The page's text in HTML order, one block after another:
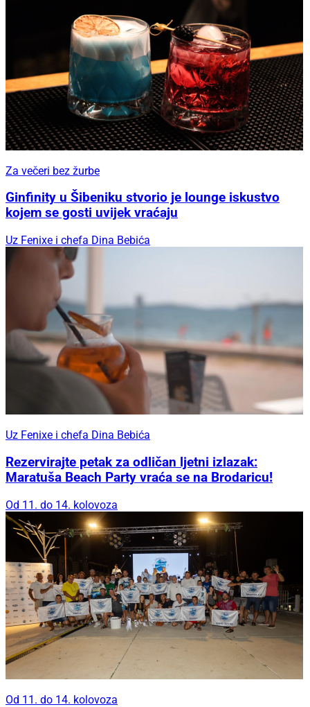
Za večeri bez žurbe
Ginfinity u Šibeniku stvorio je lounge iskustvo
kojem se gosti uvijek vraćaju
Uz Fenixe i chefa Dina Bebića
Uz Fenixe i chefa Dina Bebića
Rezervirajte petak za odličan ljetni izlazak:
Maratuša Beach Party vraća se na Brodaricu!
Od 11. do 14. kolovoza
Od 11. do 14. kolovoza